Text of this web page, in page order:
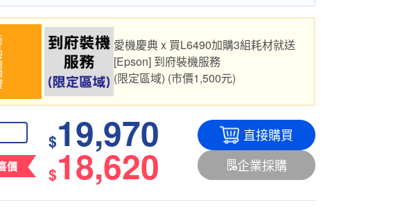
愛機慶典 x 買L6490加購3組耗材就送
[Epson] 到府裝機服務
(限定區域) (市價1,500元)
$19,970
價 $18,620
直接購買
企業採購